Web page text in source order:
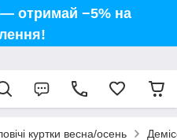
отримай −5% на
куртки весна/осень